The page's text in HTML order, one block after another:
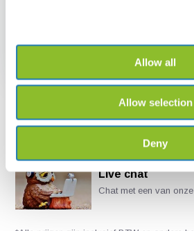
Allow all
Allow selection
Deny
Live chat
Chat met een van